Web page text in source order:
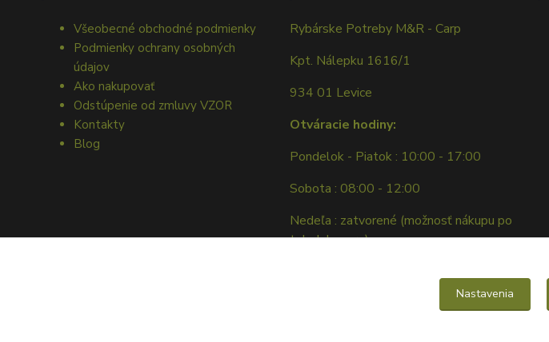
Všeobecné obchodné podmienky
Podmienky ochrany osobných
údajov
Ako nakupovať
Odstúpenie od zmluvy VZOR
Kontakty
Blog
Rybárske Potreby M&R - Carp
Kpt. Nálepku 1616/1
934 01 Levice
Otváracie hodiny:
Pondelok - Piatok : 10:00 - 17:00
Sobota : 08:00 - 12:00
Nedeľa : zatvorené (možnosť nákupu po
tel. dohovore)
Nastavenia